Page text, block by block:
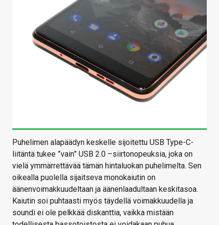
Puhelimen alapäädyn keskelle sijoitettu USB Type-C-
liitäntä tukee ”vain” USB 2.0 –siirtonopeuksia, joka on
vielä ymmärrettävää tämän hintaluokan puhelimelta. Sen
oikealla puolella sijaitseva monokaiutin on
äänenvoimakkuudeltaan ja äänenlaadultaan keskitasoa.
Kaiutin soi puhtaasti myös täydellä voimakkuudella ja
soundi ei ole pelkkää diskanttia, vaikka mistään